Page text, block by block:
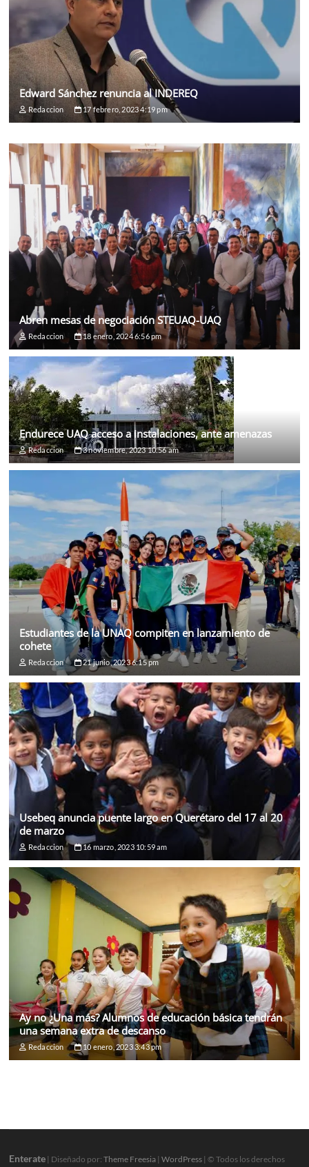
Edward Sánchez renuncia al INDEREQ
Redaccion 17 febrero, 2023 4:19 pm
Abren mesas de negociación STEUAQ-UAQ
Redaccion 18 enero, 2024 6:56 pm
Endurece UAQ acceso a instalaciones, ante amenazas
Redaccion 3 noviembre, 2023 10:56 am
Estudiantes de la UNAQ compiten en lanzamiento de
cohete
Redaccion 21 junio, 2023 6:15 pm
Usebeq anuncia puente largo en Querétaro del 17 al 20
de marzo
Redaccion 16 marzo, 2023 10:59 am
Ay no ¿Una más? Alumnos de educación básica tendrán
una semana extra de descanso
Redaccion 10 enero, 2023 3:43 pm
Enterate | Diseñado por:Theme Freesia |WordPress | © Todos los derechos